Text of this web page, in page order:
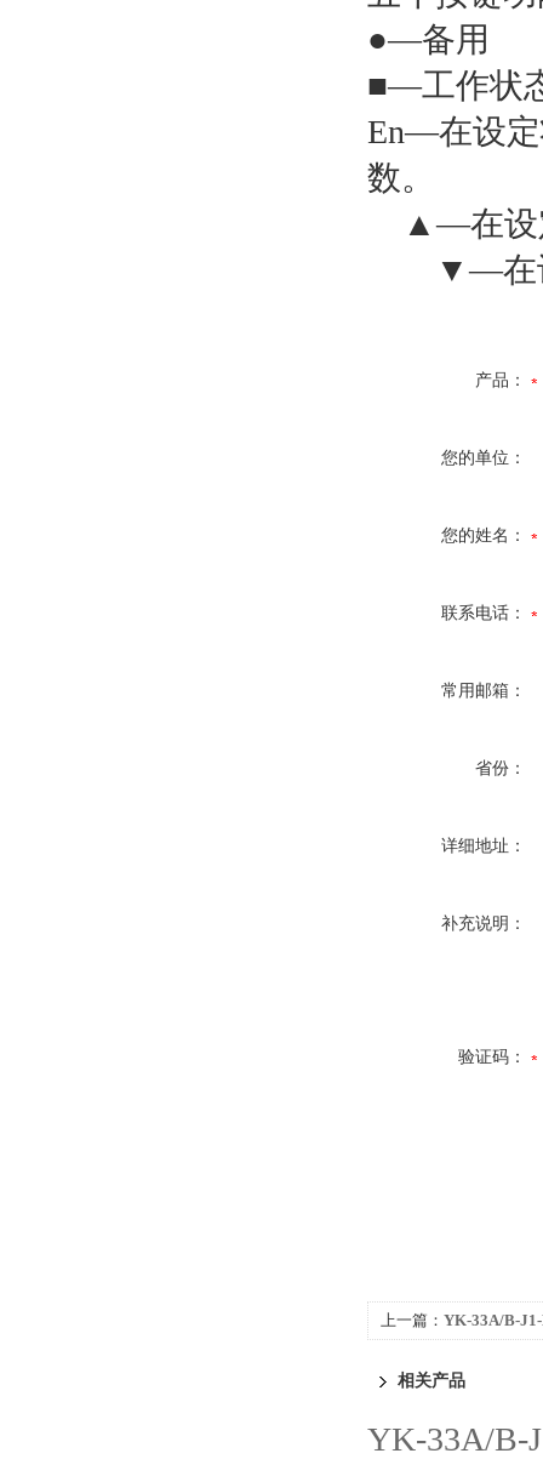
●—备用
■—工作状
En—在设定
数。
▲—在设
▼—在
产品：
您的单位：
您的姓名：
联系电话：
常用邮箱：
省份：
详细地址：
补充说明：
验证码：
上一篇： YK-33A/B-
相关产品
YK-33A/B-